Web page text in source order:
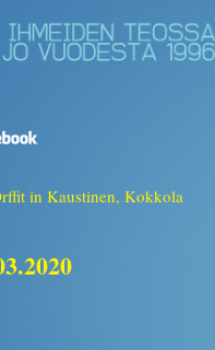
in Kaustinen, Kokkola